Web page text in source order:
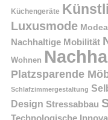
Küchengeräte
Luxusmode
Nachhaltige Mobilität
Wohnen
Platzsparende
Schlafzimmergestaltung
Design Stressabbau
Technologische